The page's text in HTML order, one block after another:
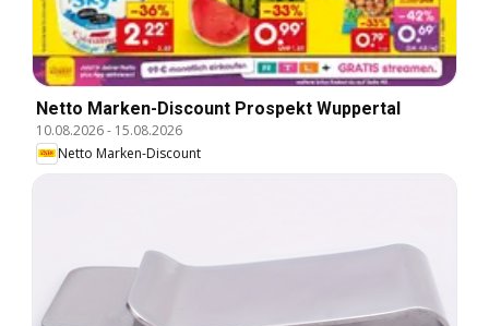
Netto Marken-Discount Prospekt Wuppertal
10.08.2026- 15.08.2026
Netto Marken-Discount